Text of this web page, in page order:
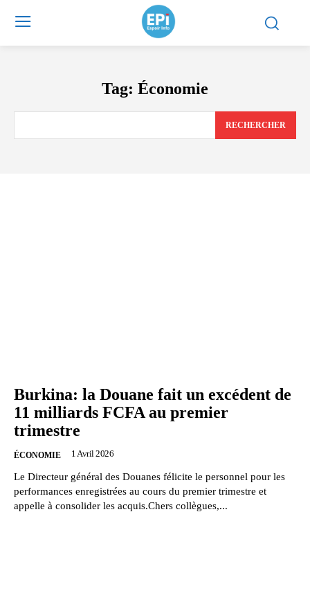
Tag: Économie
RECHERCHER
Burkina: la Douane fait un excédent de
11 milliards FCFA au premier
trimestre
ÉCONOMIE 1 Avril 2026
Le Directeur général des Douanes félicite le personnel pour les
performances enregistrées au cours du premier trimestre et
appelle à consolider les acquis.Chers collègues,...